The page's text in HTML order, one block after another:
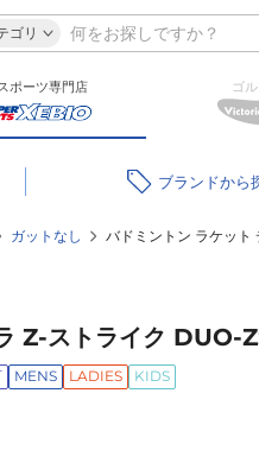
ゴリ
ポーツ専門店 ゴ
ブランド
ガットなし バドミントン ラケッ
Z-ストライク DUO-
MENS LADIES KIDS